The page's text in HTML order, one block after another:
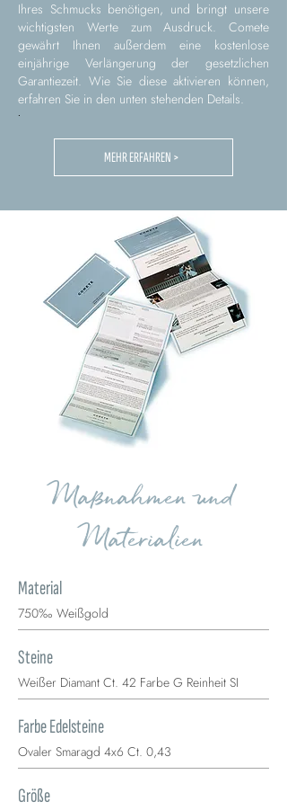
Ihres Schmucks benötigen, und bringt unsere
wichtigsten Werte zum Ausdruck. Comete
gewährt Ihnen außerdem eine kostenlose
einjährige Verlängerung der gesetzlichen
Garantiezeit. Wie Sie diese aktivieren können,
erfahren Sie in den unten stehenden Details.
MEHR ERFAHREN >
Maßnahmen und
Materialien
Material
750‰ Weißgold
Steine
Weißer Diamant Ct. 42 Farbe G Reinheit SI
Farbe Edelsteine
Ovaler Smaragd 4x6 Ct. 0,43
Größe